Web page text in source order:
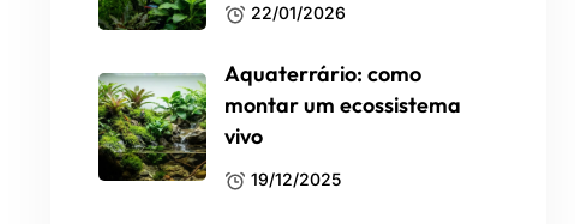
22/01/2026
Aquaterrário: como
montar um ecossistema
vivo
19/12/2025